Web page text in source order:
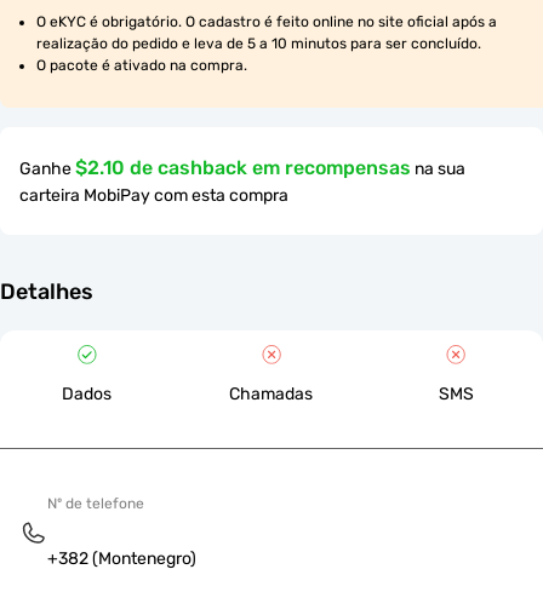
O eKYC é obrigatório. O cadastro é feito online no site oficial após a
realização do pedido e leva de 5 a 10 minutos para ser concluído.
O pacote é ativado na compra.
Ganhe$2.10 de cashback em recompensas na sua
carteira MobiPay com esta compra
Detalhes
Dados Chamadas SMS
Nº de telefone
+382 (Montenegro)